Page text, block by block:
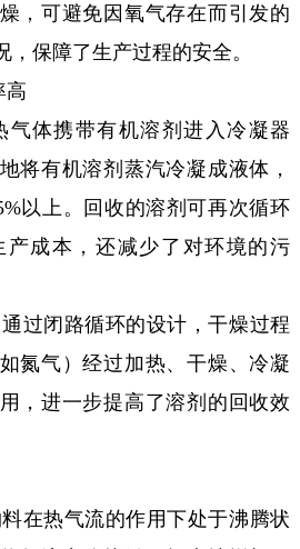
，可避免因氧气存在而引发的
保障了生产过程的安全。
体携带有机溶剂进入冷凝器
将有机溶剂蒸汽冷凝成液体，
以上。回收的溶剂可再次循环
成本，还减少了对环境的污
闭路循环的设计，干燥过程
氮气）经过加热、干燥、冷凝
，进一步提高了溶剂的回收效
热气流的作用下处于沸腾状